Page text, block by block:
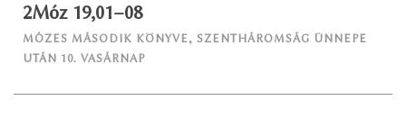
2Móz 19,01–08
MÓZES MÁSODIK KÖNYVE, SZENTHÁROMSÁG ÜNNEPE
UTÁN 10. VASÁRNAP